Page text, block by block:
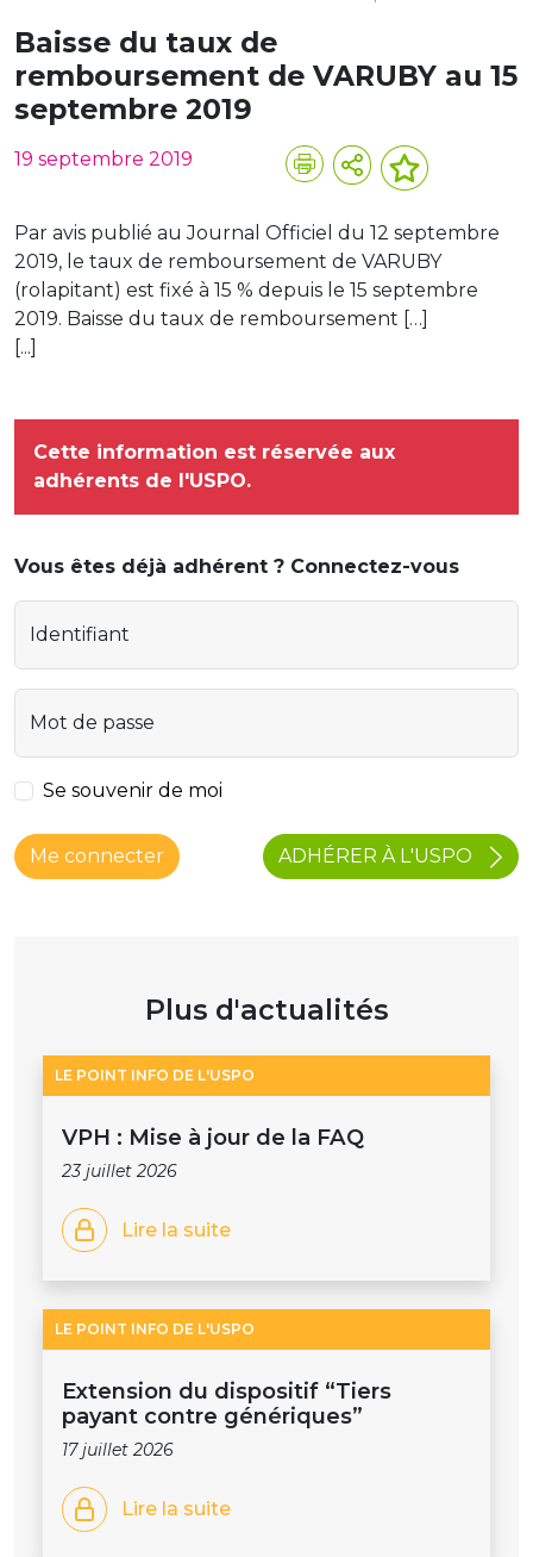
Baisse du taux de
remboursement de VARUBY au 15
septembre 2019
19 septembre 2019
Par avis publié au Journal Officiel du 12 septembre
2019, le taux de remboursement de VARUBY
(rolapitant) est fixé à 15 % depuis le 15 septembre
2019. Baisse du taux de remboursement […]
[...]
Cette information est réservée aux
adhérents de l'USPO.
Vous êtes déjà adhérent ? Connectez-vous
Identifiant
Mot de passe
Se souvenir de moi
Me connecter ADHÉRER À L'USPO
Plus d'actualités
LE POINT INFO DE L'USPO
VPH : Mise à jour de la FAQ
23 juillet 2026
Lire la suite
LE POINT INFO DE L'USPO
Extension du dispositif “Tiers
payant contre génériques”
17 juillet 2026
Lire la suite